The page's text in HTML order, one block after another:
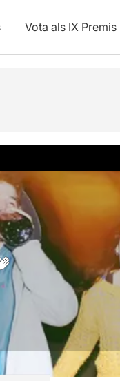
Vota als IX Premis